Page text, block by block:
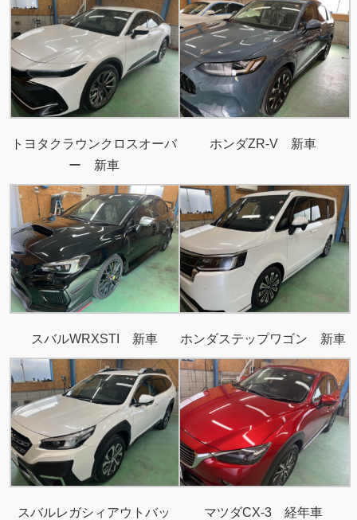
トヨタクラウンクロスオーバ
ー 新車
ホンダZR-V 新車
スバルWRXSTI 新車 ホンダステップワゴン 新車
スバルレガシィアウトバッ マツダCX-3 経年車